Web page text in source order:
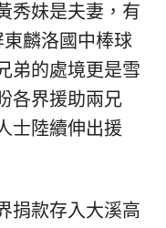
秀妹是夫妻，有
麟洛國中棒球
弟的處境更是雪
各界援助兩兄
士陸續伸出援
捐款存入大溪高